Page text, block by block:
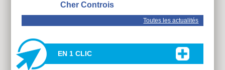
Cher Controis
Toutes les actualités
EN 1 CLIC